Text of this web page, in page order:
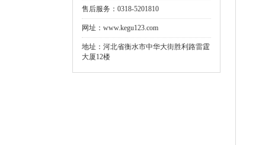
售后服务：0318-5201810
网址：www.kegu123.com
地址：河北省衡水市中华大街胜利路雷霆
大厦12楼